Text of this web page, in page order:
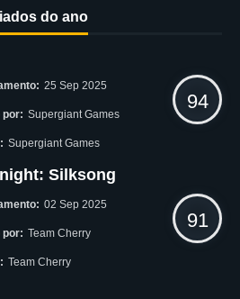
do ano
25 Sep 2025
por: Supergiant Games
Supergiant Games
94
Silksong
02 Sep 2025
por: Team Cherry
Team Cherry
91